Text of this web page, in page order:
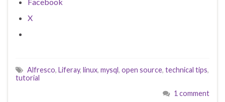
Facebook
X
Alfresco, Liferay, linux, mysql , open source, technical tips,
tutorial
1 comment